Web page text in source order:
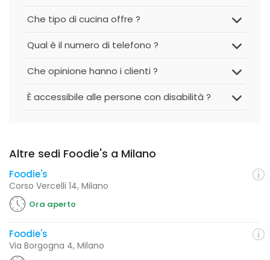
Che tipo di cucina offre ?
Qual è il numero di telefono ?
Che opinione hanno i clienti ?
È accessibile alle persone con disabilità ?
Altre sedi Foodie's a Milano
Foodie's
Corso Vercelli 14, Milano
Ora aperto
Foodie's
Via Borgogna 4, Milano